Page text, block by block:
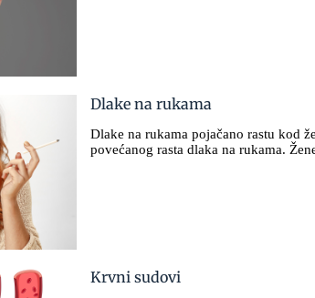
Dlake na rukama
Dlake na rukama pojačano rastu kod
povećanog rasta dlaka na rukama.
Krvni sudovi